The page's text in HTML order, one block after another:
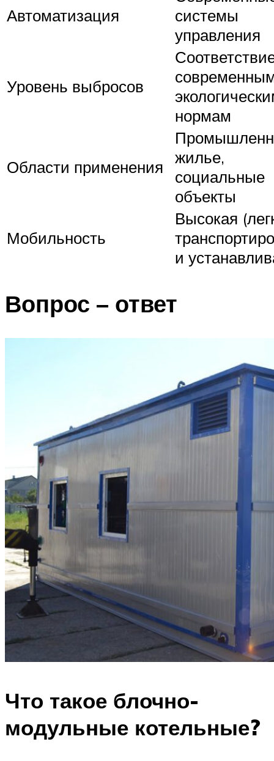
Автоматизация
системы
управления
Уровень выбросов
нормам
Области применения
жилье,
социальные
объекты
Мобильность
Высокая
и
Вопрос – ответ
Что такое блочно-
модульные котельные?